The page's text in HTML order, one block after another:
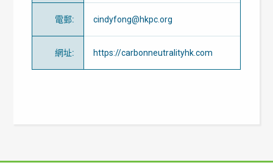
電郵: cindyfong@hkpc.org
網址: https://carbonneutralityhk.com